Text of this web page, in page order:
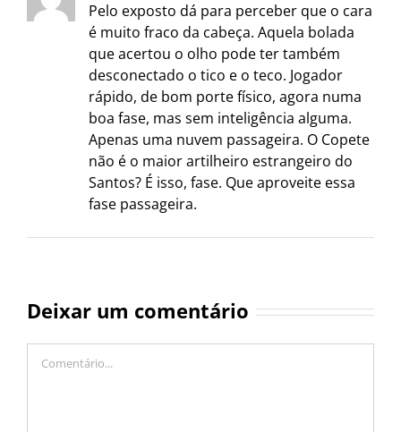
Pelo exposto dá para perceber que o cara
é muito fraco da cabeça. Aquela bolada
que acertou o olho pode ter também
desconectado o tico e o teco. Jogador
rápido, de bom porte físico, agora numa
boa fase, mas sem inteligência alguma.
Apenas uma nuvem passageira. O Copete
não é o maior artilheiro estrangeiro do
Santos? É isso, fase. Que aproveite essa
fase passageira.
Deixar um comentário